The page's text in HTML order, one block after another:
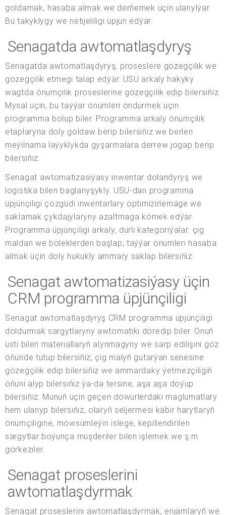
goldamak, hasaba almak we derňemek üçin ulanylýar.
Bu takyklygy we netijeliligi üpjün edýär.
Senagatda awtomatlaşdyryş
Senagatda awtomatlaşdyryş, proseslere gözegçilik we
gözegçilik etmegi talap edýär. USU arkaly hakyky
wagtda önümçilik proseslerine gözegçilik edip bilersiňiz.
Mysal üçin, bu taýýar önümleri öndürmek üçin
programma bolup biler. Programma arkaly önümçilik
etaplaryna doly goldaw berip bilersiňiz we berlen
meýilnama laýyklykda gyşarmalara derrew jogap berip
bilersiňiz.
Senagat awtomatizasiýasy inwentar dolandyryş we
logistika bilen baglanyşykly. USU-dan programma
üpjünçiligi çözgüdi inwentarlary optimizirlemäge we
saklamak çykdajylaryny azaltmaga kömek edýär.
Programma üpjünçiligi arkaly, dürli kategoriýalar: çig
maldan we böleklerden başlap, taýýar önümleri hasaba
almak üçin doly hukukly ammary saklap bilersiňiz.
Senagat awtomatizasiýasy üçin
CRM programma üpjünçiligi
Senagat awtomatlaşdyryş CRM programma üpjünçiligi
doldurmak sargytlaryny awtomatiki döredip biler. Onuň
üsti bilen materiallaryň alynmagyny we sarp edilişini göz
öňünde tutup bilersiňiz, çig malyň gutarýan senesine
gözegçilik edip bilersiňiz we ammardaky ýetmezçiligiň
öňüni alyp bilersiňiz ýa-da tersine, aşa aşa doýup
bilersiňiz. Munuň üçin geçen döwürlerdäki maglumatlary
hem ulanyp bilersiňiz, olaryň seljermesi käbir harytlaryň
önümçiligine, möwsümleýin islege, kepillendirilen
sargytlar boýunça müşderiler bilen işlemek we ş.m.
görkeziler.
Senagat proseslerini
awtomatlaşdyrmak
Senagat proseslerini awtomatlaşdyrmak, enjamlaryň we